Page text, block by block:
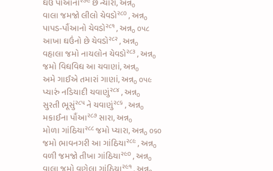
ઘઉં પૌંઆનો છે ન્યારો, અન્ન૦
વાલા જમજો લીલો ચેવડો૨૮૦ , અન્ન૦
પાપડ-પૌંઆનો ચેવડો૨૮૧ , અન્ન૦ ૦૫૮
આખા ઘઉંનો છે ચેવડો૨૮૨ , અન્ન૦
વહાલા જમોનાયલોન ચેવડો૨૮૩ , અન્ન૦
જમો વિધવિધ આ ચવાણાં, અન્ન૦
અમે ગાઈએ તમારાં ગાણાં, અન્ન૦ ૦૫૯
પ્યારુંનડિયાદી ચવાણું૨૮૪ , અન્ન૦
સુરતી ભૂસું૨૮૫ નેચવાણું૨૮૬ , અન્ન૦
મકાઈના પૌંઆ૨૮૭ સારા, અન્ન૦
મોળા ગાંઠિયા૨૮૮ જમો પ્યારા, અન્ન૦ ૦૬૦
જમો ભાવનગરી આ ગાંઠિયા૨૮૯ , અન્ન૦
વળી જમજોતીખા ગાંઠિયા૨૯૦ , અન્ન૦
૨૯૧